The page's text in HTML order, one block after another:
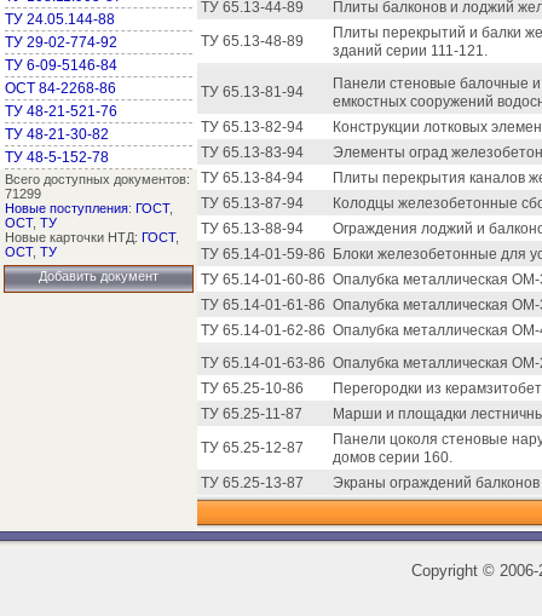
ТУ 24.05.144-88
ТУ 29-02-774-92
ТУ 6-09-5146-84
ОСТ 84-2268-86
ТУ 48-21-521-76
ТУ 48-21-30-82
ТУ 48-5-152-78
Всего доступных документов:
71299
Новые поступления: ГОСТ,
ОСТ, ТУ
Новые карточки НТД: ГОСТ,
ОСТ, ТУ
Добавить документ
ТУ 65.13-44-89
Плиты балконов и лоджий
ТУ 65.13-48-89
Плиты перекрытий и балки
зданий серии 111-121.
ТУ 65.13-81-94
Панели стеновые балочные
емкостных сооружений
ТУ 65.13-82-94
Конструкции лотковых
ТУ 65.13-83-94
Элементы оград
ТУ 65.13-84-94
Плиты перекрытия каналов
ТУ 65.13-87-94
Колодцы железобетонные
ТУ 65.13-88-94
Ограждения лоджий и
ТУ 65.14-01-59-86
Блоки железобетонные для
ТУ 65.14-01-60-86 Опалубка металлическая ОМ-
ТУ 65.14-01-61-86 Опалубка металлическая ОМ-
ТУ 65.14-01-62-86 Опалубка металлическая ОМ-
ТУ 65.14-01-63-86 Опалубка металлическая ОМ-
ТУ 65.25-10-86
Перегородки из
ТУ 65.25-11-87
Марши и площадки
ТУ 65.25-12-87
Панели цоколя стеновые
домов серии 160.
ТУ 65.25-13-87
Экраны ограждений
Copyright ©